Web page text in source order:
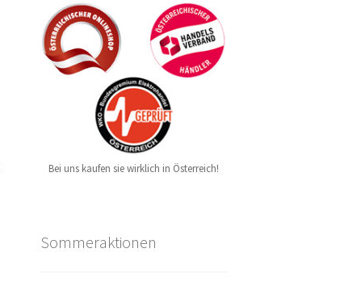
Bei uns kaufen sie wirklich in Österreich!
Sommeraktionen